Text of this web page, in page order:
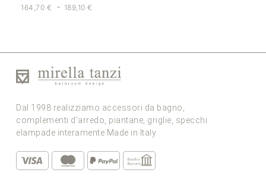
164,70 € - 189,10€
Dal 1998 realizziamo accessori da bagno,
complementi d’arredo, piantane, griglie, specchi
elampade interamente Made in Italy